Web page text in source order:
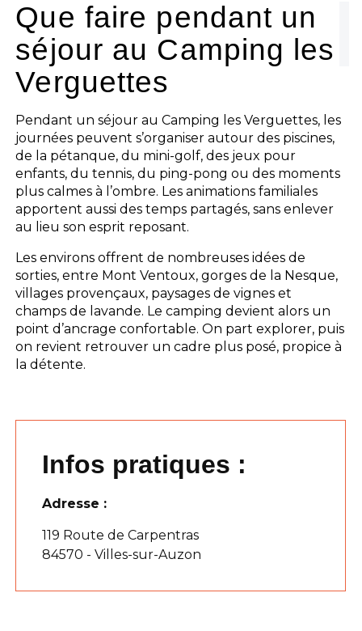
Que faire pendant un
séjour au Camping les
Verguettes
Pendant un séjour au Camping les Verguettes, les
journées peuvent s’organiser autour des piscines,
de la pétanque, du mini-golf, des jeux pour
enfants, du tennis, du ping-pong ou des moments
plus calmes à l’ombre. Les animations familiales
apportent aussi des temps partagés, sans enlever
au lieu son esprit reposant.
Les environs offrent de nombreuses idées de
sorties, entre Mont Ventoux, gorges de la Nesque,
villages provençaux, paysages de vignes et
champs de lavande. Le camping devient alors un
point d’ancrage confortable. On part explorer, puis
on revient retrouver un cadre plus posé, propice à
la détente.
Infos pratiques :
Adresse :
119 Route de Carpentras
84570 - Villes-sur-Auzon